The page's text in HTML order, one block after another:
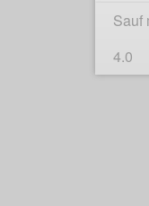
Sauf
4.0